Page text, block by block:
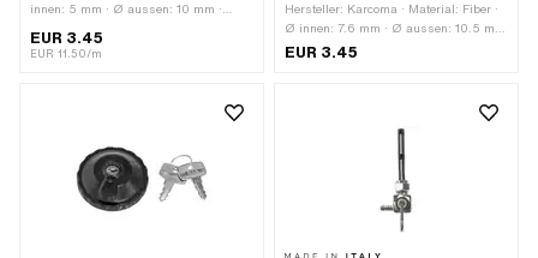
innen: 5 mm · Ø aussen: 10 mm ·
schwarz
EUR 3.45
EUR 11.50/m
Hersteller: Karcoma · Material: Fiber ·
Ø innen: 7.6 mm · Ø aussen: 10.5 mm
· Dicke: 2 mm
EUR 3.45